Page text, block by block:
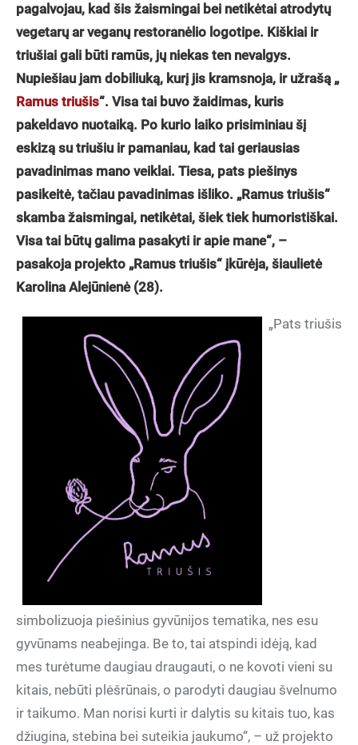
pagalvojau, kad šis žaismingai bei netikėtai atrodytų
vegetarų ar veganų restoranėlio logotipe. Kiškiai ir
triušiai gali būti ramūs, jų niekas ten nevalgys.
Nupiešiau jam dobiliuką, kurį jis kramsnoja, ir užrašą „
Ramus triušis“. Visa tai buvo žaidimas, kuris
pakeldavo nuotaiką. Po kurio laiko prisiminiau šį
eskizą su triušiu ir pamaniau, kad tai geriausias
pavadinimas mano veiklai. Tiesa, pats piešinys
pasikeitė, tačiau pavadinimas išliko. „Ramus triušis“
skamba žaismingai, netikėtai, šiek tiek humoristiškai.
Visa tai būtų galima pasakyti ir apie mane“, –
pasakoja projekto „Ramus triušis“ įkūrėja, šiaulietė
Karolina Alejūnienė (28).
„Pats triušis
simbolizuoja piešinius gyvūnijos tematika, nes esu
gyvūnams neabejinga. Be to, tai atspindi idėją, kad
mes turėtume daugiau draugauti, o ne kovoti vieni su
kitais, nebūti plėšrūnais, o parodyti daugiau švelnumo
ir taikumo. Man norisi kurti ir dalytis su kitais tuo, kas
džiugina, stebina bei suteikia jaukumo“, – už projekto